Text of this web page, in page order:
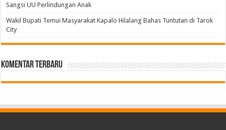
Sangsi UU Perlindungan Anak
Wakil Bupati Temui Masyarakat Kapalo Hilalang Bahas Tuntutan di Tarok
City
Komentar Terbaru